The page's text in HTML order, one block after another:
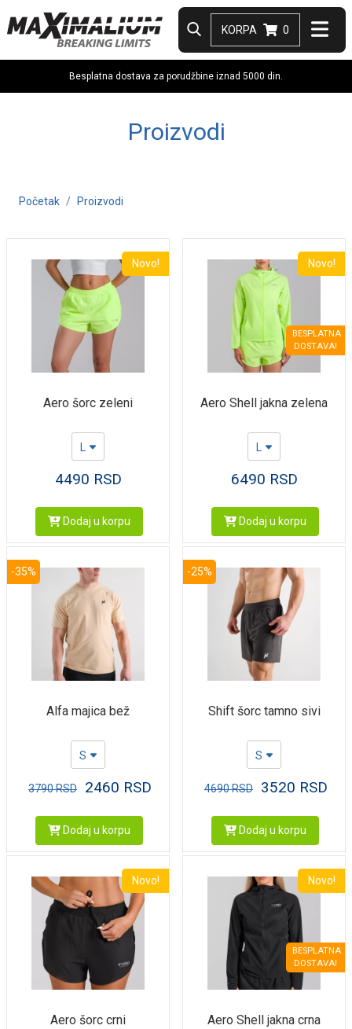
KORPA 0
Besplatna dostava za porudžbine iznad 5000 din.
Proizvodi
Početak Proizvodi
Novo!
Aero šorc zeleni
L
4490 RSD
Dodaj u korpu
BESPLATNA
DOSTAVA!
Novo!
Aero Shell jakna zelena
L
6490 RSD
Dodaj u korpu
-35%
Alfa majica bež
S
3790RSD 2460 RSD
Dodaj u korpu
-25%
Shift šorc tamno sivi
S
4690RSD 3520 RSD
Dodaj u korpu
Novo!
Aero šorc crni
BESPLATNA
DOSTAVA!
Novo!
Aero Shell jakna crna